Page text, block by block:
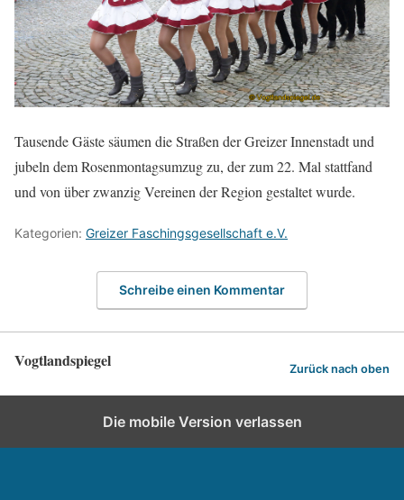
Tausende Gäste säumen die Straßen der Greizer Innenstadt und
jubeln dem Rosenmontagsumzug zu, der zum 22. Mal stattfand
und von über zwanzig Vereinen der Region gestaltet wurde.
Kategorien: Greizer Faschingsgesellschaft e.V.
Schreibe einen Kommentar
Vogtlandspiegel Zurück nach oben
Die mobile Version verlassen